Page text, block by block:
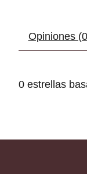
Opiniones
0 estrellas